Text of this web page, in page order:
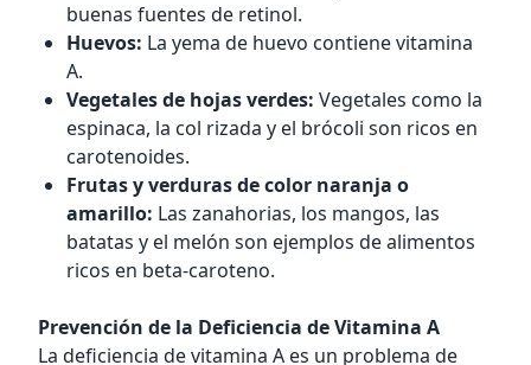
buenas fuentes de retinol.
Huevos: La yema de huevo contiene vitamina
A.
Vegetales de hojas verdes: Vegetales como la
espinaca, la col rizada y el brócoli son ricos en
carotenoides.
Frutas y verduras de color naranja o
amarillo: Las zanahorias, los mangos, las
batatas y el melón son ejemplos de alimentos
ricos en beta-caroteno.
Prevención de la Deficiencia de Vitamina A
La deficiencia de vitamina A es un problema de